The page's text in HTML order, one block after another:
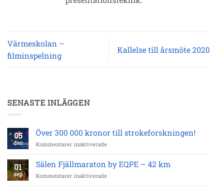
Värmeskolan –
filminspelning
Kallelse till årsmöte 2020
SENASTE INLÄGGEN
05
dec
Över 300 000 kronor till strokeforskningen!
Kommentarer inaktiveradeför
300
000
kronor
01
sep
Sälen Fjällmaraton by EQPE – 42 km
Kommentarer inaktiveradeför